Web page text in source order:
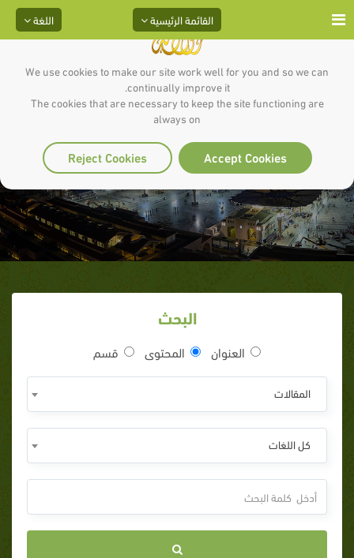
We use cookies to make our site work well for you and so we can
continually improve it.
The cookies that are necessary to keep the site functioning are
always on
Accept Cookies
Reject Cookies
اللغة القائمة الرئيسية
تزكية الشيخ :
البحث
العنوان المحتوى قسم
المقالات
كل اللغات